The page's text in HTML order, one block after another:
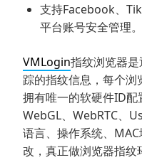
支持Facebook、
平台账号安全管理。
VMLogin指纹浏览器
踪的指纹信息，每个
拥有唯一的软硬件ID配
WebGL、WebRTC、
语言、操作系统、
改，真正做浏览器指纹